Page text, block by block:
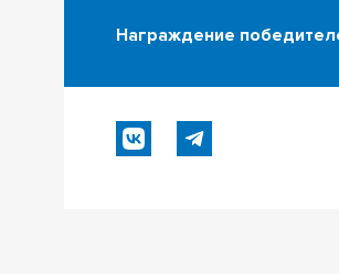
Награждение